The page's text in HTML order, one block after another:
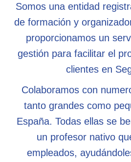
Somos una entidad
de formación y
proporcionamos un
gestión para facilitar el
clientes en
Colaboramos con
tanto grandes como
España. Todas ellas se
un profesor nativo
empleados,